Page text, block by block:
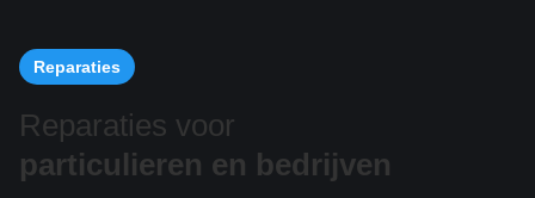
Reparaties
Reparaties voor
particulieren en bedrijven